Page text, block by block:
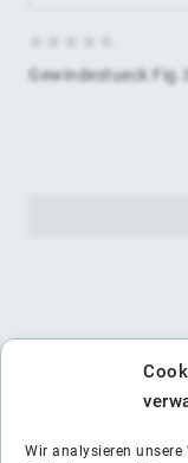
Wir analysieren unsere